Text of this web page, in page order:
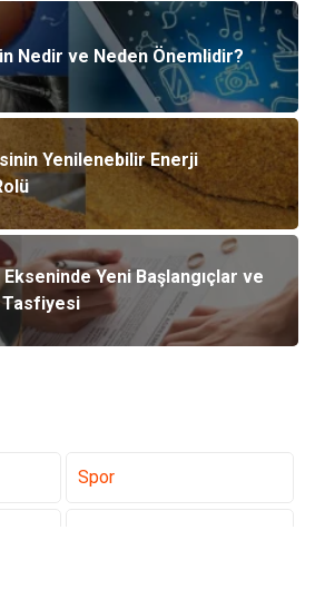
Nedir ve Neden Önemlidir?
Yenilenebilir Enerji
Ekseninde Yeni Başlangıçlar ve
Spor